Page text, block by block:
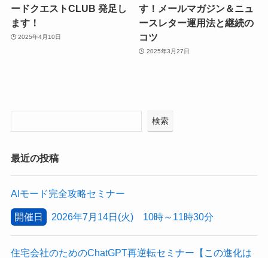
ードクエストCLUB 発足し
ます！
2025年4月10日
す！メールマガジン＆ニュ
ースレター運用法と継続の
コツ
2025年3月27日
検索
最近の投稿
AIモード完全攻略セミナー
開催日 2026年7月14日(火) 10時～11時30分
住宅会社のためのChatGPT再逆転セミナー【この進化は